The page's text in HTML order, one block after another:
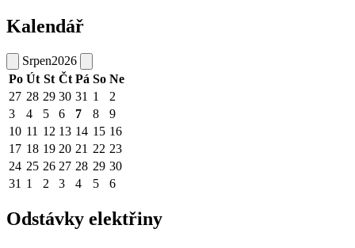
Kalendář
Srpen2026
Po Út St Čt Pá So Ne
27 28 29 30 31 1
2
3
4 5 6 7 8
9
10 11 12 13 14 15 16
17 18 19 20 21 22 23
24 25 26 27 28 29 30
31 1 2 3 4 5 6
Odstávky elektřiny